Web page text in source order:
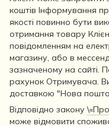
коштів Інформування
якості повинно бути
отримання товару
повідомленням на
магазину, або в
зазначеному на сайті.
рахунок Отримувача.
доставкою "Нова
Відповідно закону
може відмовити